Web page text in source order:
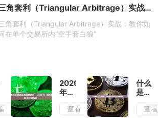
三角套利（Triangular Arbitrage）实战：教你如何在单个交易所内“空手套白狼”
角套利（Triangular Arbitrage）实战：教你如
在单个交易所内“空手套白狼”
BscScan/Etherscan/BaseScan
2026
年最
新排
名前
查看
什么
是
USDT
混币
查看